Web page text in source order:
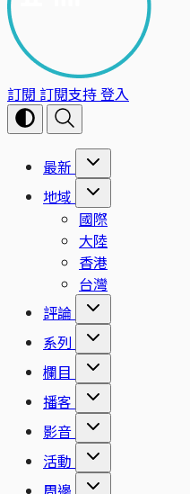
訂閱 訂閱支持登入
最新
地域
國際
大陸
香港
台灣
評論
系列
欄目
播客
影音
活動